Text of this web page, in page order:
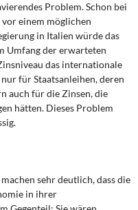
Problem. Schon bei
einem möglichen
in Italien würde das
Umfang der erwarteten
das internationale
für Staatsanleihen, deren
auch für die Zinsen, die
hätten. Dieses Problem
sehr deutlich, dass die
in ihrer